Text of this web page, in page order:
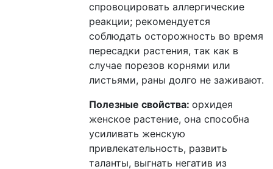
спровоцировать аллергические
реакции; рекомендуется
соблюдать осторожность во время
пересадки растения, так как в
случае порезов корнями или
листьями, раны долго не заживают.
Полезные свойства: орхидея
женское растение, она способна
усиливать женскую
привлекательность, развить
таланты, выгнать негатив из